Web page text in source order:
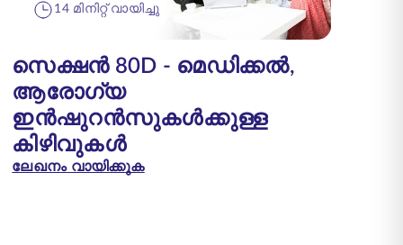
14 മിനിറ്റ് വായിച്ചു
സെക്ഷൻ 80D - മെഡിക്കൽ,
ആരോഗ്യ
ഇൻഷുറൻസുകൾക്കുള്ള
കിഴിവുകൾ
ലേഖനം വായിക്കുക